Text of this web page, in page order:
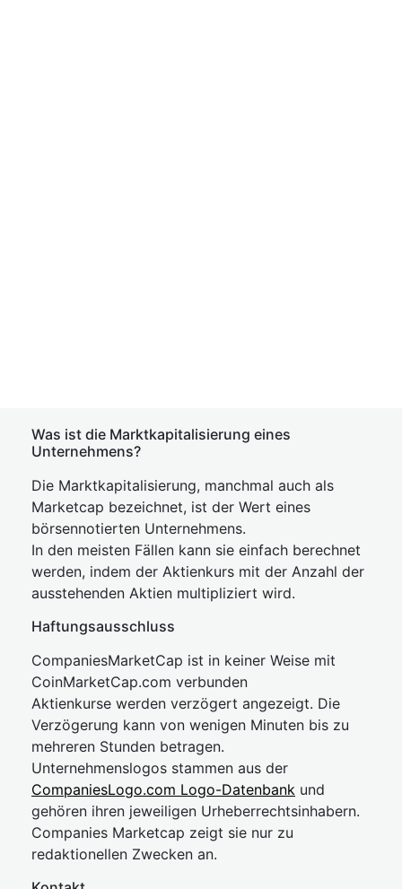
Was ist die Marktkapitalisierung eines
Unternehmens?
Die Marktkapitalisierung, manchmal auch als
Marketcap bezeichnet, ist der Wert eines
börsennotierten Unternehmens.
In den meisten Fällen kann sie einfach berechnet
werden, indem der Aktienkurs mit der Anzahl der
ausstehenden Aktien multipliziert wird.
Haftungsausschluss
CompaniesMarketCap ist in keiner Weise mit
CoinMarketCap.com verbunden
Aktienkurse werden verzögert angezeigt. Die
Verzögerung kann von wenigen Minuten bis zu
mehreren Stunden betragen.
Unternehmenslogos stammen aus der
CompaniesLogo.com Logo-Datenbank und
gehören ihren jeweiligen Urheberrechtsinhabern.
Companies Marketcap zeigt sie nur zu
redaktionellen Zwecken an.